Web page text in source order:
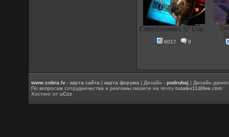
CyberEnemies "L" Cup...
6017 | 0
www.cobra.lv -карта сайта |карта форума | Дизайн -podrubaj | Дизайн
По вопросам сотрудничества и рекламы пишите на почтуrusalex11@live.com
Хостинг отuCoz